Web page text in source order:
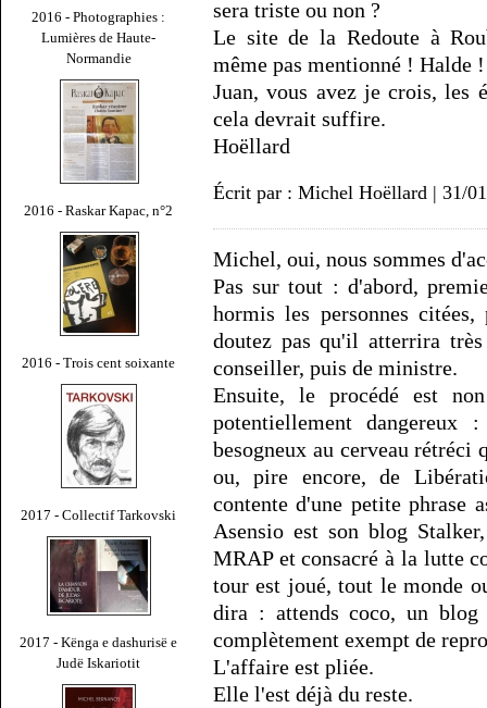
2016 - Photographies :
Lumières de Haute-
Normandie
2016 - Raskar Kapac, n°2
2016 - Trois cent soixante
2017 - Collectif Tarkovski
2017 - Kënga e dashurisë e
Judë Iskariotit
sera triste ou non ?
Le site de la Redoute à
même pas mentionné ! Halde
Juan, vous avez je crois, les
cela devrait suffire.
Hoëllard
Écrit par : Michel Hoëllard | 31/
Michel, oui, nous sommes
Pas sur tout : d'abord,
hormis les personnes
doutez pas qu'il atterrira
conseiller, puis de ministre.
Ensuite, le procédé est
potentiellement
besogneux au cerveau
ou, pire encore, de
contente d'une petite phrase
Asensio est son blog
MRAP et consacré à la lutte
tour est joué, tout le monde
dira : attends coco, un
complètement exempt de
L'affaire est pliée.
Elle l'est déjà du reste.